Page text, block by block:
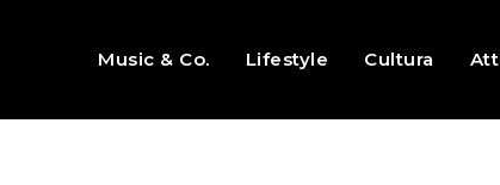
Music & Co. Lifestyle Cultura